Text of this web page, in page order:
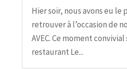
Hier soir, nous avons eu le
retrouver à l’occasion de
AVEC. Ce moment
restaurant Le...